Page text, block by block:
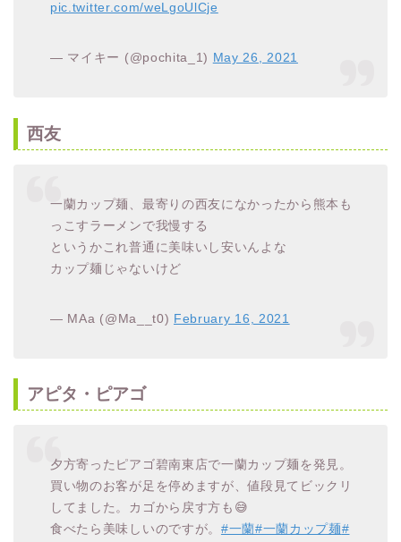
pic.twitter.com/weLgoUlCje
— マイキー (@pochita_1) May 26, 2021
西友
一蘭カップ麺、最寄りの西友になかったから熊本も
っこすラーメンで我慢する
というかこれ普通に美味いし安いんよな
カップ麺じゃないけど
— MAa (@Ma__t0) February 16, 2021
アピタ・ピアゴ
夕方寄ったピアゴ碧南東店で一蘭カップ麺を発見。
買い物のお客が足を停めますが、値段見てビックリ
してました。カゴから戻す方も😅
食べたら美味しいのですが。 #一蘭#一蘭カップ麺#